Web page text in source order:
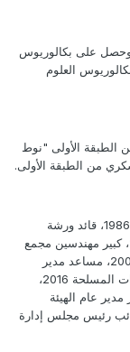
صلاح الدين من مواليد 6 سبتمبر 1960، وحصل على بكالوريوس
وبكالوريوس العلوم
الطبقة الأولى "نوط
وتقلد عددا من المناصب منها: قائد ورشة لواء مظلات 1986، قائد ورشة
مركبات 1998، قائد ورشة فرعية مركبات 2000، كبير مهندسين مجمع
الصناعات الهندسية 2003، قائد ورشة مركبات جيب 2005، مساعد مدير
المركبات للتسليح 2009، نائب رئيس هيئة تسليح القوات المسلحة 2016،
عام الهيئة
نائب رئيس مجلس إدارة